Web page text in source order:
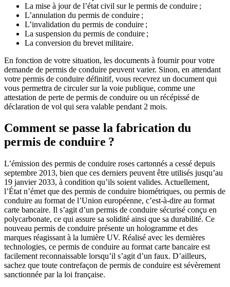
La mise à jour de l’état civil sur le permis de conduire ;
L’annulation du permis de conduire ;
L’invalidation du permis de conduire ;
La suspension du permis de conduire ;
La conversion du brevet militaire.
En fonction de votre situation, les documents à fournir pour votre
demande de permis de conduire peuvent varier. Sinon, en attendant
votre permis de conduire définitif, vous recevrez un document qui
vous permettra de circuler sur la voie publique, comme une
attestation de perte de permis de conduire ou un récépissé de
déclaration de vol qui sera valable pendant 2 mois.
Comment se passe la fabrication du
permis de conduire ?
L’émission des permis de conduire roses cartonnés a cessé depuis
septembre 2013, bien que ces derniers peuvent être utilisés jusqu’au
19 janvier 2033, à condition qu’ils soient valides. Actuellement,
l’État n’émet que des permis de conduire biométriques, ou permis de
conduire au format de l’Union européenne, c’est-à-dire au format
carte bancaire. Il s’agit d’un permis de conduire sécurisé conçu en
polycarbonate, ce qui assure sa solidité ainsi que sa durabilité. Ce
nouveau permis de conduire présente un hologramme et des
marques réagissant à la lumière UV. Réalisé avec les dernières
technologies, ce permis de conduire au format carte bancaire est
facilement reconnaissable lorsqu’il s’agit d’un faux. D’ailleurs,
sachez que toute contrefaçon de permis de conduire est sévèrement
sanctionnée par la loi française.